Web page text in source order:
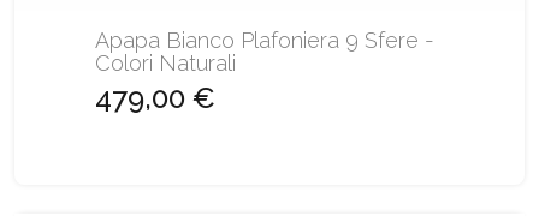
Apapa Bianco Plafoniera 9 Sfere -
Colori Naturali
479,00 €